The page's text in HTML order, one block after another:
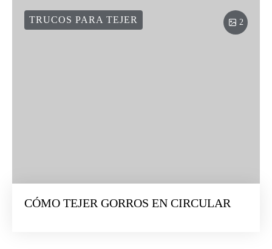
2
TRUCOS PARA TEJER
CÓMO TEJER GORROS EN CIRCULAR